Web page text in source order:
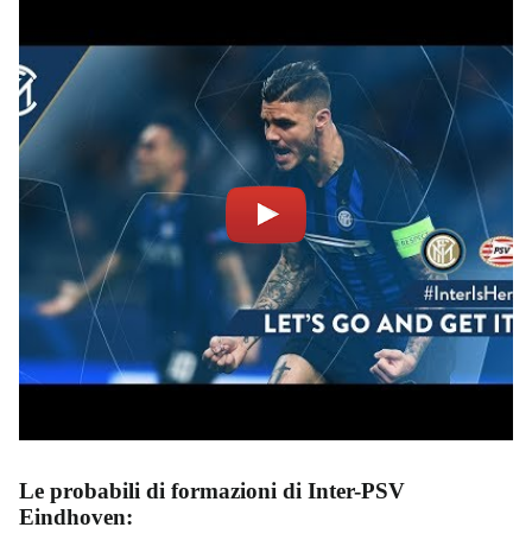
Le probabili di formazioni di Inter-PSV
Eindhoven: